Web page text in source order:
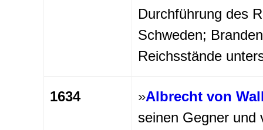
Durchführung des
Schweden;
Reichsstände
1634 »Albrecht von
seinen Gegner und